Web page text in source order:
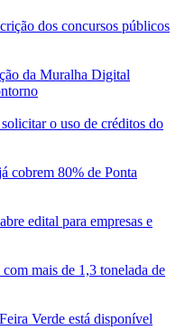
dos concursos públicos
da Muralha Digital
o uso de créditos do
cobrem 80% de Ponta
edital para empresas e
com mais de 1,3 tonelada de
Verde está disponível